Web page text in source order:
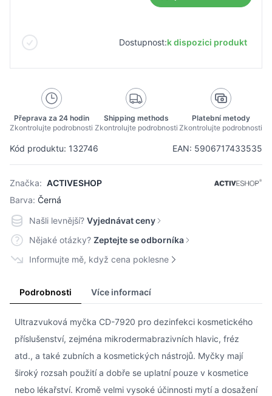
Kód produktu: 132746 EAN: 5906717433535
Značka: ACTIVESHOP
Barva: Černá
Dostupnost:k dispozici produkt
Přeprava za 24 hodin
Zkontrolujte podrobnosti
Shipping methods
Zkontrolujte podrobnosti
Platební metody
Zkontrolujte podrobnosti
Našli levnější? Vyjednávat ceny
Nějaké otázky? Zeptejte se odborníka
Informujte mě, když cena poklesne
Podrobnosti Více informací
Ultrazvuková myčka CD-7920 pro dezinfekci kosmetického
příslušenství, zejména mikrodermabrazivních hlavic, fréz
atd., a také zubních a kosmetických nástrojů. Myčky mají
široký rozsah použití a dobře se uplatní pouze v kosmetice
nebo lékařství. Kromě velmi vysoké účinnosti mytí a dosažení